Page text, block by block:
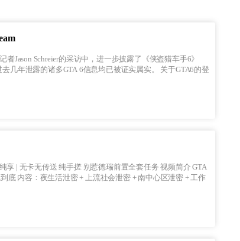
者Jason Schreier的采访中，进一步披露了《侠盗猎车手6》
露的诸多GTA 6信息均已被证实属实。 关于GTA6的登
惹德瑞前置全套任务 视频简介 GTA
+ 工作